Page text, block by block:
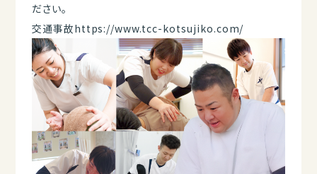
ださい。
交通事故https://www.tcc-kotsujiko.com/